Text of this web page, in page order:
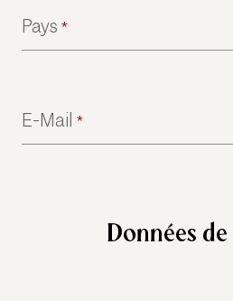
Pays *
E-Mail *
Données